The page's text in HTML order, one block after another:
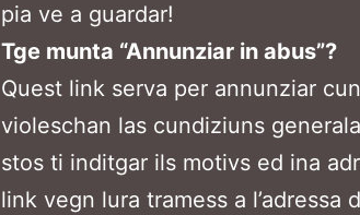
pia ve a guardar!
Tge munta “Annunziar in abus”?
Quest link serva per annunziar
violeschan las cundiziuns
stos ti inditgar ils motivs ed ina
link vegn lura tramess a